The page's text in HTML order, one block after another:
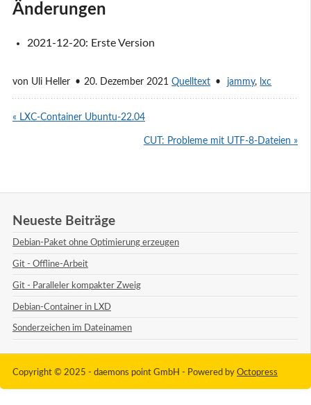
Änderungen
2021-12-20: Erste Version
von Uli Heller 20. Dezember 2021 Quelltext jammy, lxc
« LXC-Container Ubuntu-22.04
CUT: Probleme mit UTF-8-Dateien »
Neueste Beiträge
Debian-Paket ohne Optimierung erzeugen
Git - Offline-Arbeit
Git - Paralleler kompakter Zweig
Debian-Container in LXD
Sonderzeichen im Dateinamen
Copyright © 2025 - daemons point GmbH - Powered by Octopress